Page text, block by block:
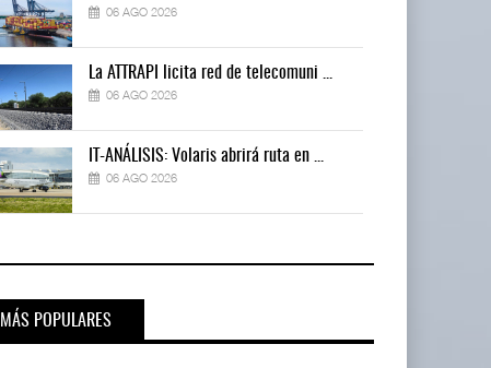
06 AGO 2026
La ATTRAPI licita red de telecomuni ...
06 AGO 2026
IT-ANÁLISIS: Volaris abrirá ruta en ...
06 AGO 2026
MÁS POPULARES